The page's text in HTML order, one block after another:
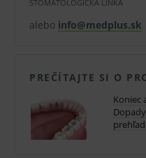
GS-80 má
riziko fraktury
Pozitívna objemová
Pozitívna
zabezpečuje
STOMATOLOGICKÁ LINKA
alebo info@medplus.sk
PREČÍTAJTE SI O
Koniec